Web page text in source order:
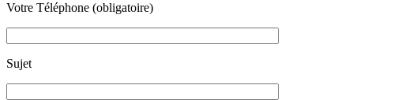
Votre Téléphone (obligatoire)
Sujet